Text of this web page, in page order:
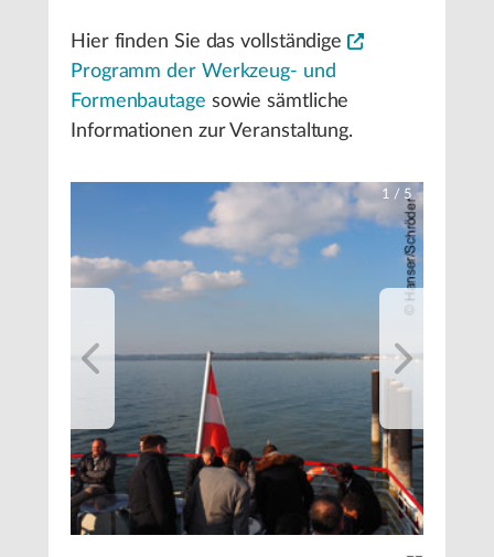
Hier finden Sie das vollständige
Programm der Werkzeug- und
Formenbautage sowie sämtliche
Informationen zur Veranstaltung.
1 / 5